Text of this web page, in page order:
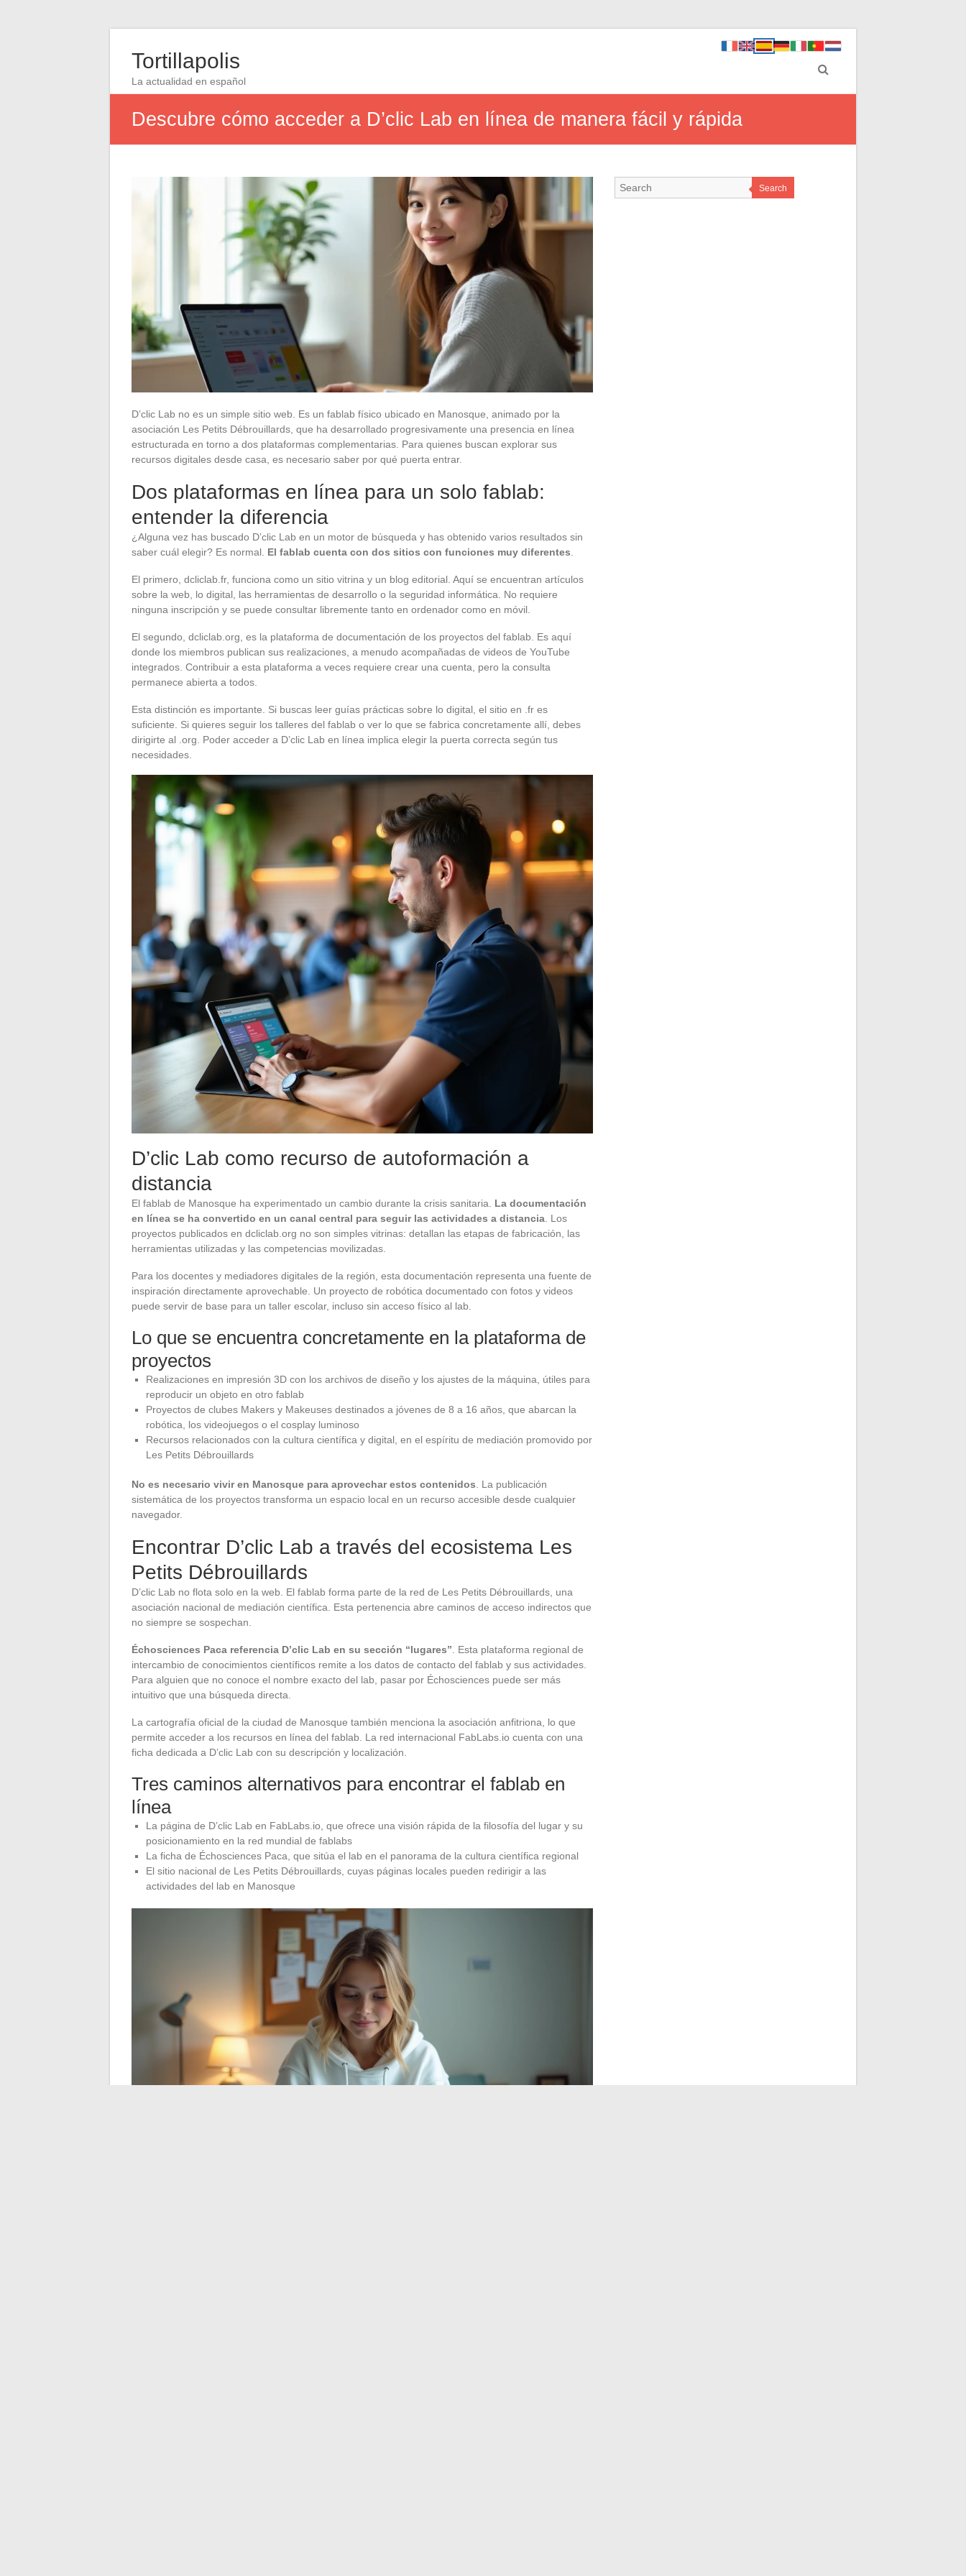
Tortillapolis
La actualidad en español
Descubre cómo acceder a D’clic Lab en línea de manera fácil y rápida
D’clic Lab no es un simple sitio web. Es un fablab físico ubicado en Manosque, animado por la
asociación Les Petits Débrouillards, que ha desarrollado progresivamente una presencia en línea
estructurada en torno a dos plataformas complementarias. Para quienes buscan explorar sus
recursos digitales desde casa, es necesario saber por qué puerta entrar.
Dos plataformas en línea para un solo fablab:
entender la diferencia
¿Alguna vez has buscado D’clic Lab en un motor de búsqueda y has obtenido varios resultados sin
saber cuál elegir? Es normal. El fablab cuenta con dos sitios con funciones muy diferentes
El primero, dcliclab.fr, funciona como un sitio vitrina y un blog editorial. Aquí se encuentran artículos
sobre la web, lo digital, las herramientas de desarrollo o la seguridad informática. No requiere
ninguna inscripción y se puede consultar libremente tanto en ordenador como en móvil.
El segundo, dcliclab.org, es la plataforma de documentación de los proyectos del fablab. Es aquí
donde los miembros publican sus realizaciones, a menudo acompañadas de videos de YouTube
integrados. Contribuir a esta plataforma a veces requiere crear una cuenta, pero la consulta
permanece abierta a todos.
Esta distinción es importante. Si buscas leer guías prácticas sobre lo digital, el sitio en .fr es
suficiente. Si quieres seguir los talleres del fablab o ver lo que se fabrica concretamente allí, debes
dirigirte al .org. Poder acceder a D’clic Lab en línea implica elegir la puerta correcta según tus
necesidades.
D’clic Lab como recurso de autoformación a
distancia
El fablab de Manosque ha experimentado un cambio durante la crisis sanitaria. La documentación
en línea se ha convertido en un canal central para seguir las actividades a distancia. Los
proyectos publicados en dcliclab.org no son simples vitrinas: detallan las etapas de fabricación, las
herramientas utilizadas y las competencias movilizadas.
Para los docentes y mediadores digitales de la región, esta documentación representa una fuente de
inspiración directamente aprovechable. Un proyecto de robótica documentado con fotos y videos
puede servir de base para un taller escolar, incluso sin acceso físico al lab.
Lo que se encuentra concretamente en la plataforma de
proyectos
Realizaciones en impresión 3D con los archivos de diseño y los ajustes de la máquina, útiles para
reproducir un objeto en otro fablab
Proyectos de clubes Makers y Makeuses destinados a jóvenes de 8 a 16 años, que abarcan la
robótica, los videojuegos o el cosplay luminoso
Recursos relacionados con la cultura científica y digital, en el espíritu de mediación promovido por
Les Petits Débrouillards
No es necesario vivir en Manosque para aprovechar estos contenidos. La publicación
sistemática de los proyectos transforma un espacio local en un recurso accesible desde cualquier
navegador.
Encontrar D’clic Lab a través del ecosistema Les
Petits Débrouillards
D’clic Lab no flota solo en la web. El fablab forma parte de la red de Les Petits Débrouillards, una
asociación nacional de mediación científica. Esta pertenencia abre caminos de acceso indirectos que
no siempre se sospechan.
Échosciences Paca referencia D’clic Lab en su sección “lugares”. Esta plataforma regional de
intercambio de conocimientos científicos remite a los datos de contacto del fablab y sus actividades.
Para alguien que no conoce el nombre exacto del lab, pasar por Échosciences puede ser más
intuitivo que una búsqueda directa.
La cartografía oficial de la ciudad de Manosque también menciona la asociación anfitriona, lo que
permite acceder a los recursos en línea del fablab. La red internacional FabLabs.io cuenta con una
ficha dedicada a D’clic Lab con su descripción y localización.
Tres caminos alternativos para encontrar el fablab en
línea
La página de D’clic Lab en FabLabs.io, que ofrece una visión rápida de la filosofía del lugar y su
posicionamiento en la red mundial de fablabs
La ficha de Échosciences Paca, que sitúa el lab en el panorama de la cultura científica regional
El sitio nacional de Les Petits Débrouillards, cuyas páginas locales pueden redirigir a las
actividades del lab en Manosque
Search